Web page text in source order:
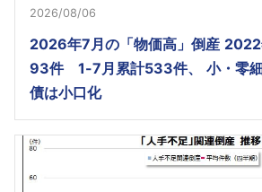
2026/08/06
2026年7月の「物価高」倒産
93件 1-7月累計533件、 小・零細
債は小口化